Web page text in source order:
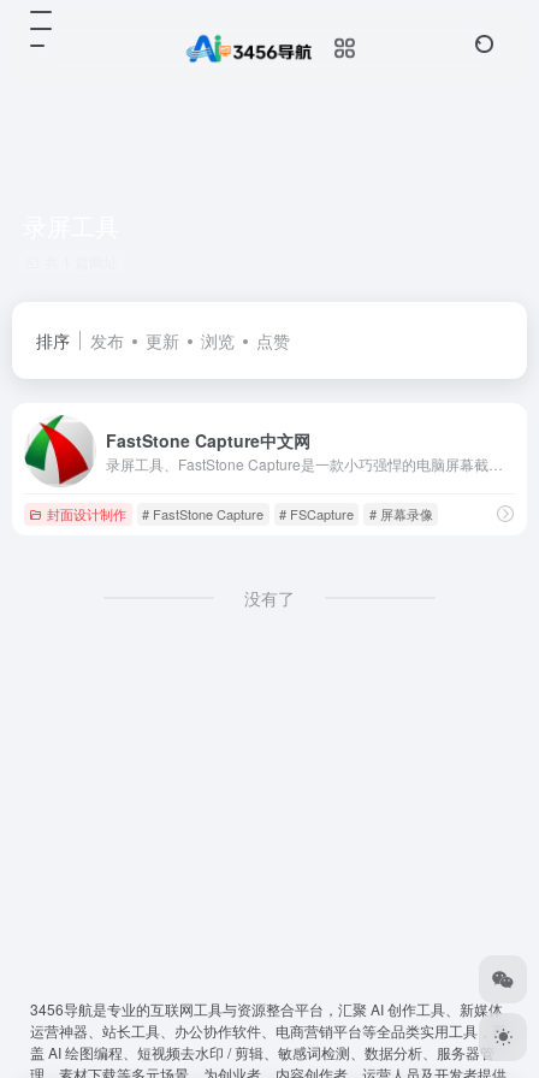
排序 发布 更新 浏览 点赞
FastStone Capture中文网
封面设计制作 # FastStone Capture # FSCapture # 屏幕录像
没有了
3456导航是专业的互联网工具与资源整合平台，汇聚 AI 创作工具、新媒体
运营神器、站长工具、办公协作软件、电商营销平台等全品类实用工具，覆
盖 AI 绘图编程、短视频去水印 / 剪辑、敏感词检测、数据分析、服务器管
理、素材下载等多元场景，为创业者、内容创作者、运营人员及开发者提供